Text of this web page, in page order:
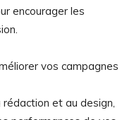
encourager les
vos campagnes
et au design,